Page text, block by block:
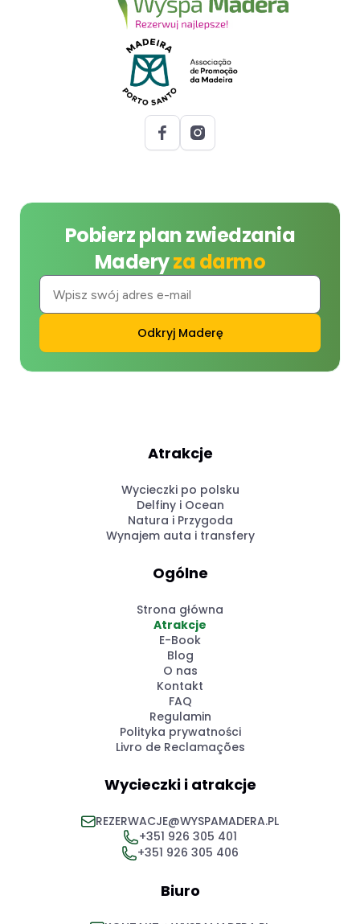
Pobierz plan zwiedzania
Maderyza darmo
Odkryj Maderę
Atrakcje
Wycieczki po polsku
Delfiny i Ocean
Natura i Przygoda
Wynajem auta i transfery
Ogólne
Strona główna
Atrakcje
E-Book
Blog
O nas
Kontakt
FAQ
Regulamin
Polityka prywatności
Livro de Reclamações
Wycieczki i atrakcje
REZERWACJE@WYSPAMADERA.PL
+351 926 305 401
+351 926 305 406
Biuro